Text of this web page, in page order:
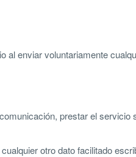
al enviar voluntariamente
prestar el
otro dato facilitado